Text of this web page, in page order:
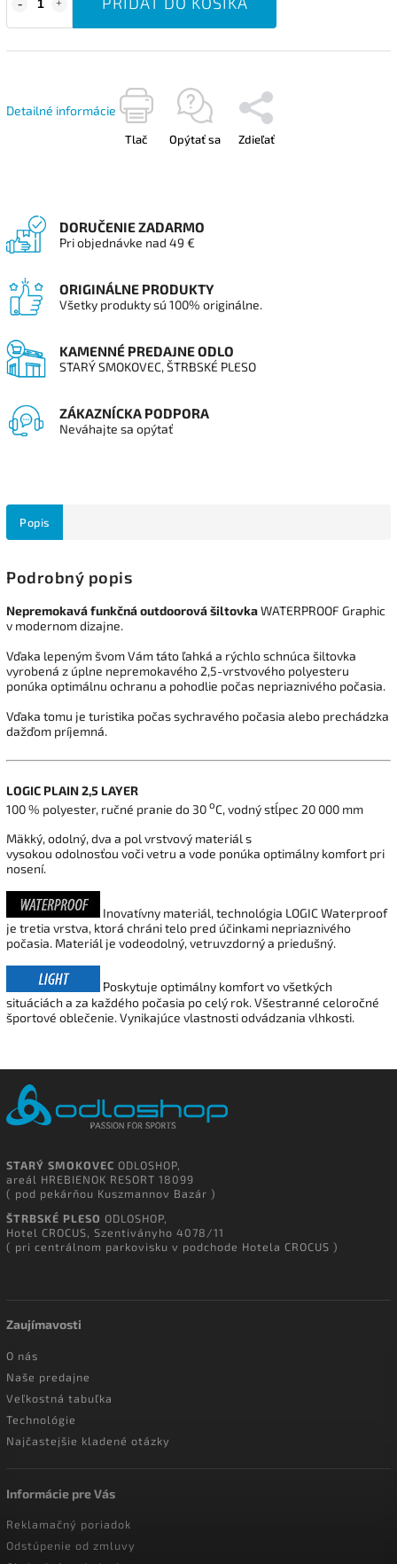
Detailné informácie
Tlač Opýtať sa Zdieľať
DORUČENIE ZADARMO
Pri objednávke nad 49 €
ORIGINÁLNE PRODUKTY
Všetky produkty sú 100% originálne.
KAMENNÉ PREDAJNE ODLO
STARÝ SMOKOVEC, ŠTRBSKÉ PLESO
ZÁKAZNÍCKA PODPORA
Neváhajte sa opýtať
Popis
Podrobný popis
Nepremokavá funkčná outdoorová šiltovkaWATERPROOF Graphic
v modernom dizajne.
Vďaka lepeným švom Vám táto ľahká a rýchlo schnúca šiltovka
vyrobená z úplne nepremokavého 2,5-vrstvového polyesteru
ponúka optimálnu ochranu a pohodlie počas nepriaznivého počasia.
Vďaka tomu je turistika počas sychravého počasia alebo prechádzka
dažďom príjemná.
LOGIC PLAIN 2,5 LAYER
100 % polyester, ručné pranie do 30 oC, vodný stĺpec 20 000 mm
Mäkký, odolný,dva a pol vrstvový materiáls
vysokou odolnosťou vočivetru a vode ponúka optimálny komfort pri
nosení.
Inovatívny materiál, technológia LOGIC Waterproof
je tretia vrstva, ktorá chráni telo pred účinkami nepriaznivého
počasia. Materiál je vodeodolný, vetruvzdorný a priedušný.
Poskytuje optimálny komfort vo všetkých
situáciách a za každého počasia po celý rok. Všestranné celoročné
športové oblečenie. Vynikajúce vlastnosti odvádzania vlhkosti.
STARÝ SMOKOVEC ODLOSHOP,
areál HREBIENOK RESORT 18099
( pod pekárňou Kuszmannov Bazár )
ŠTRBSKÉ PLESO ODLOSHOP,
Hotel CROCUS, Szentiványho 4078/11
( pri centrálnom parkovisku v podchode Hotela CROCUS )
Zaujímavosti
O nás
Naše predajne
Veľkostná tabuľka
Technológie
Najčastejšie kladené otázky
Informácie pre Vás
Reklamačný poriadok
Odstúpenie od zmluvy